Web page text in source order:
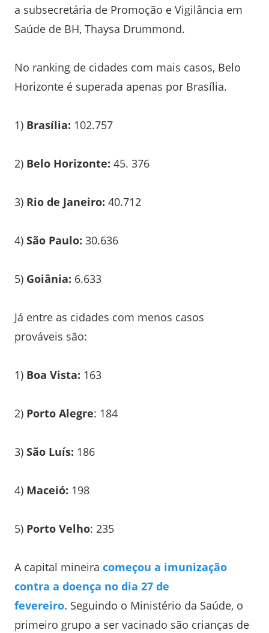
a subsecretária de Promoção e Vigilância em
Saúde de BH, Thaysa Drummond.
No ranking de cidades com mais casos, Belo
Horizonte é superada apenas por Brasília.
1) Brasília: 102.757
2) Belo Horizonte: 45. 376
3) Rio de Janeiro: 40.712
4) São Paulo: 30.636
5) Goiânia: 6.633
Já entre as cidades com menos casos
prováveis são:
1) Boa Vista: 163
2) Porto Alegre: 184
3) São Luís: 186
4) Maceió: 198
5) Porto Velho: 235
A capital mineira começou a imunização
contra a doença no dia 27 de
fevereiro. Seguindo o Ministério da Saúde, o
primeiro grupo a ser vacinado são crianças de